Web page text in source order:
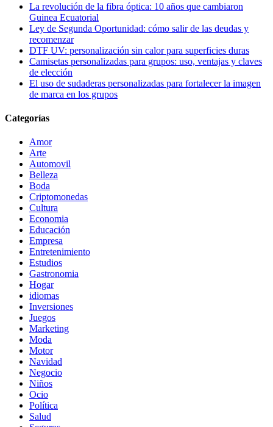
La revolución de la fibra óptica: 10 años que cambiaron
Guinea Ecuatorial
Ley de Segunda Oportunidad: cómo salir de las deudas y
recomenzar
DTF UV: personalización sin calor para superficies duras
Camisetas personalizadas para grupos: uso, ventajas y claves
de elección
El uso de sudaderas personalizadas para fortalecer la imagen
de marca en los grupos
Categorías
Amor
Arte
Automovil
Belleza
Boda
Criptomonedas
Cultura
Economia
Educación
Empresa
Entretenimiento
Estudios
Gastronomia
Hogar
idiomas
Inversiones
Juegos
Marketing
Moda
Motor
Navidad
Negocio
Niños
Ocio
Política
Salud